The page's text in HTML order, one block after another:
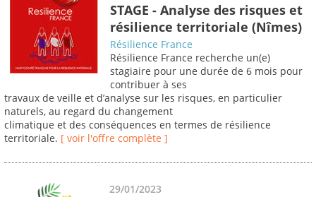
STAGE - Analyse des risques et
résilience territoriale (Nîmes)
Résilience France
Résilience France recherche un(e)
stagiaire pour une durée de 6 mois pour
contribuer à ses
travaux de veille et d’analyse sur les risques, en particulier
naturels, au regard du changement
climatique et des conséquences en termes de résilience
territoriale. [ voir l'offre complète ]
29/01/2023